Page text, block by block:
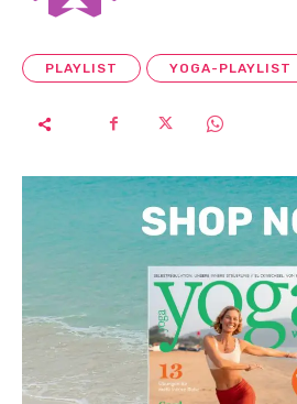
PLAYLIST YOGA-PLAYLIST